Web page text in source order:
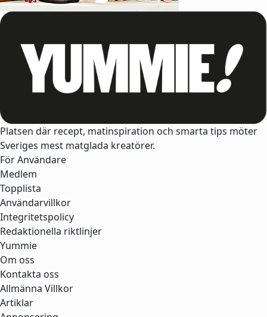
Platsen där recept, matinspiration och smarta tips möter
Sveriges mest matglada kreatörer.
För Användare
Medlem
Topplista
Användarvillkor
Integritetspolicy
Redaktionella riktlinjer
Yummie
Om oss
Kontakta oss
Allmänna Villkor
Artiklar